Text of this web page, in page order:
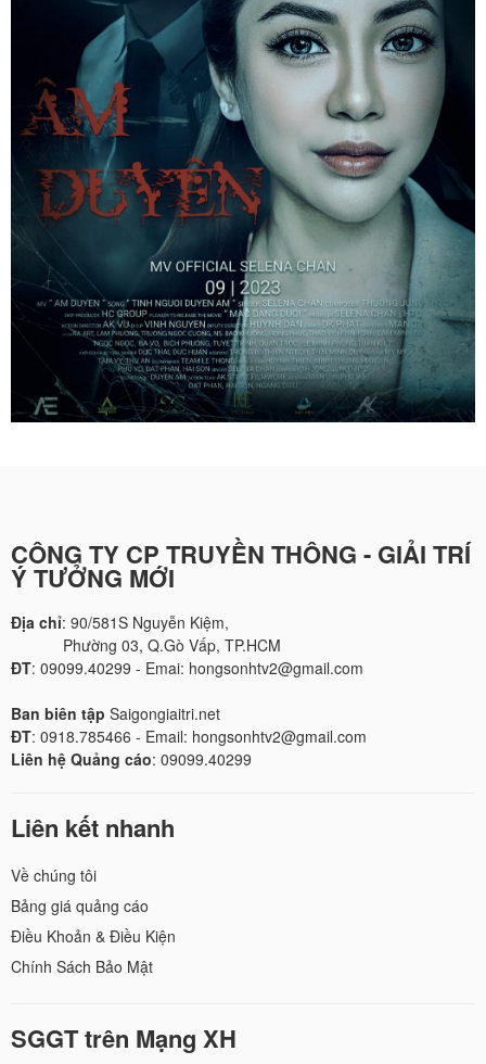
CÔNG TY CP TRUYỀN THÔNG - GIẢI TRÍ
Ý TƯỞNG MỚI
Địa chỉ: 90/581S Nguyễn Kiệm,
Phường 03, Q.Gò Vấp, TP.HCM
ĐT: 09099.40299 - Emai: hongsonhtv2@gmail.com
Ban biên tập Saigongiaitri.net
ĐT: 0918.785466 - Email: hongsonhtv2@gmail.com
Liên hệ Quảng cáo: 09099.40299
Liên kết nhanh
Về chúng tôi
Bảng giá quảng cáo
Điều Khoản & Điều Kiện
Chính Sách Bảo Mật
SGGT trên Mạng XH